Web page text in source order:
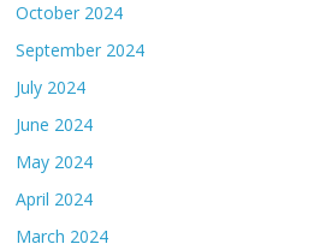
October 2024
September 2024
July 2024
June 2024
May 2024
April 2024
March 2024